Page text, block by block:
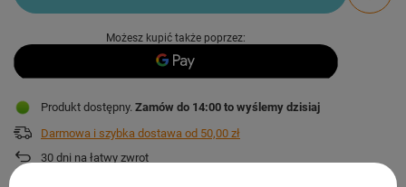
Możesz kupić także poprzez:
Produkt dostępny Zamów do 14:00 to wyślemy dzisiaj
Darmowa i szybka dostawa od 50,00 zł
30 dni na łatwy zwrot